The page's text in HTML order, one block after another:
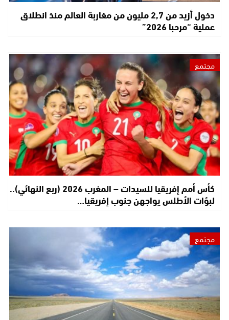
دخول أزيد من 2,7 مليون من مغاربة العالم منذ انطلاق
عملية “مرحبا 2026”
مجتمع
كأس أمم إفريقيا للسيدات – المغرب 2026 (ربع النهائي)..
لبؤات الأطلس يواجهن جنوب إفريقيا…
مجتمع